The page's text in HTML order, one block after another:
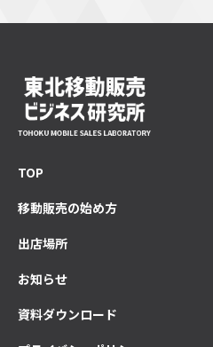
TOP
移動販売の始め方
出店場所
お知らせ
資料ダウンロード